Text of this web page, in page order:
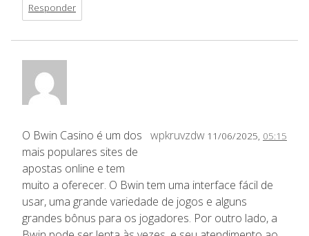
Responder
wpkruvzdw 11/06/2025, 05:15
O Bwin Casino é um dos
mais populares sites de
apostas online e tem
muito a oferecer. O Bwin tem uma interface fácil de
usar, uma grande variedade de jogos e alguns
grandes bônus para os jogadores. Por outro lado, a